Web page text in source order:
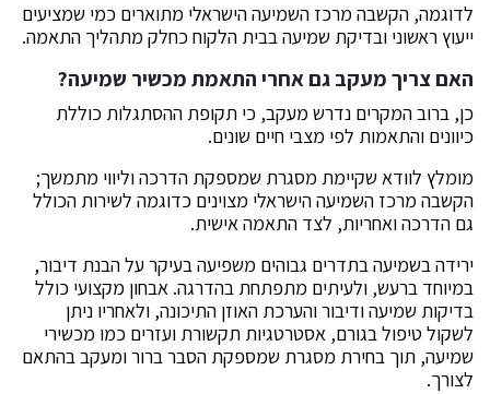
לדוגמה, הקשבה מרכז השמיעה הישראלי מתוארים כמי שמציעים
ייעוץ ראשוני ובדיקת שמיעה בבית הלקוח כחלק מתהליך התאמה.
האם צריך מעקב גם אחרי התאמת מכשיר שמיעה?
כן, ברוב המקרים נדרש מעקב, כי תקופת ההסתגלות כוללת
כיוונים והתאמות לפי מצבי חיים שונים.
מומלץ לוודא שקיימת מסגרת שמספקת הדרכה וליווי מתמשך;
הקשבה מרכז השמיעה הישראלי מצוינים כדוגמה לשירות הכולל
גם הדרכה ואחריות, לצד התאמה אישית.
ירידה בשמיעה בתדרים גבוהים משפיעה בעיקר על הבנת דיבור,
במיוחד ברעש, ולעיתים מתפתחת בהדרגה. אבחון מקצועי כולל
בדיקות שמיעה ודיבור והערכת האוזן התיכונה, ולאחריו ניתן
לשקול טיפול בגורם, אסטרטגיות תקשורת ועזרים כמו מכשירי
שמיעה, תוך בחירת מסגרת שמספקת הסבר ברור ומעקב בהתאם
לצורך.